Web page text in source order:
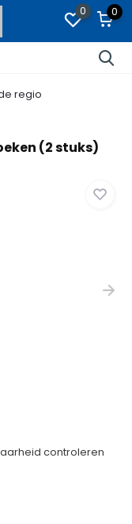
0 0
regio
(2 stuks)
controleren